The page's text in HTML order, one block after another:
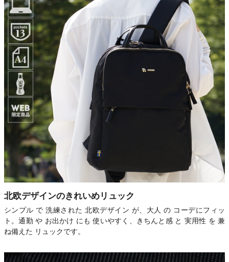
北欧デザインのきれいめリュック
シンプル で 洗練された 北欧デザイン が、大人 の コーデにフィッ
ト。通勤 や お出かけ にも 使いやすく、きちんと感 と 実用性 を 兼
ね備えた リュックです。